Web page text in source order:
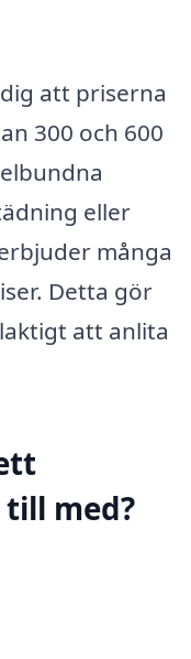
att priserna
300 och 600
eller
många
Detta gör
att anlita
med?